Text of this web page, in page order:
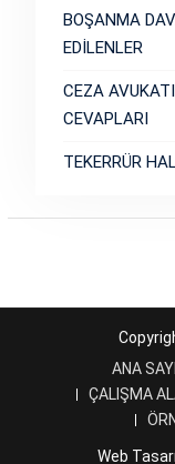
BOŞANMA
EDİLENLER
CEZA
CEVAPLARI
TEKERRÜR
ANA
ÇALIŞMA
Web